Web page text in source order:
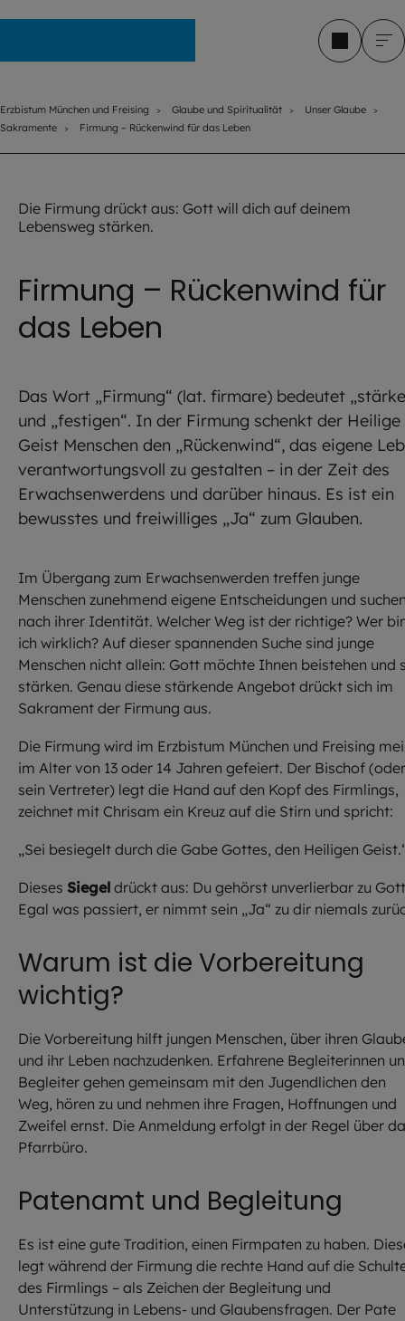
Erzbistum München und Freising Glaube und Spiritualität
Unser Glaube
Sakramente
Firmung – Rückenwind für das Leben
Die Firmung drückt aus: Gott will dich auf deinem
Lebensweg stärken.
Firmung – Rückenwind für
das Leben
Das Wort „Firmung“ (lat. firmare) bedeutet
und „festigen“. In der Firmung schenkt der Heilige
Geist Menschen den „Rückenwind“, das eigene
verantwortungsvoll zu gestalten – in der Zeit des
Erwachsenwerdens und darüber hinaus. Es ist ein
bewusstes und freiwilliges „Ja“ zum Glauben.
Im Übergang zum Erwachsenwerden treffen junge
Menschen zunehmend eigene Entscheidungen und
nach ihrer Identität. Welcher Weg ist der richtige? Wer
ich wirklich? Auf dieser spannenden Suche sind junge
Menschen nicht allein: Gott möchte Ihnen beistehen und
stärken. Genau diese stärkende Angebot drückt sich im
Sakrament der Firmung aus.
Die Firmung wird im Erzbistum München und Freising
im Alter von 13 oder 14 Jahren gefeiert. Der Bischof (oder
sein Vertreter) legt die Hand auf den Kopf des Firmlings,
zeichnet mit Chrisam ein Kreuz auf die Stirn und spricht:
„Sei besiegelt durch die Gabe Gottes, den Heiligen
Dieses Siegel drückt aus: Du gehörst unverlierbar zu
Egal was passiert, er nimmt sein „Ja“ zu dir niemals
Warum ist die Vorbereitung
wichtig?
Die Vorbereitung hilft jungen Menschen, über ihren
und ihr Leben nachzudenken. Erfahrene Begleiterinnen
Begleiter gehen gemeinsam mit den Jugendlichen den
Weg, hören zu und nehmen ihre Fragen, Hoffnungen und
Zweifel ernst. Die Anmeldung erfolgt in der Regel über
Pfarrbüro.
Patenamt und Begleitung
Es ist eine gute Tradition, einen Firmpaten zu haben.
legt während der Firmung die rechte Hand auf die
des Firmlings – als Zeichen der Begleitung und
Unterstützung in Lebens- und Glaubensfragen. Der Pate